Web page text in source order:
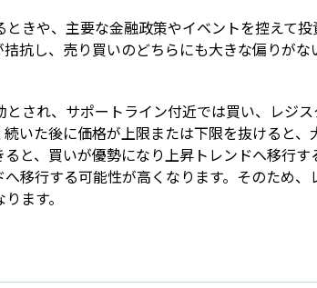
きや、主要な金融政策やイベントを控えて
抗し、売り買いのどちらにも大きな偏りがな
され、サポートライン付近では買い、レジ
いた後に価格が上限または下限を抜けると、
と、買いが優勢になり上昇トレンドへ移行す
移行する可能性が高くなります。そのため、
ます。